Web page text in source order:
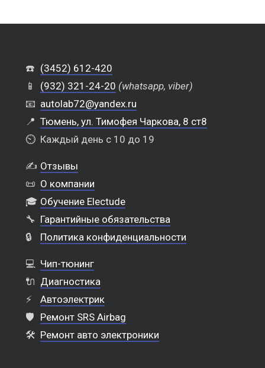
☎️ (3452) 612-420
📱
(932) 321-24-20 (whatsapp, viber)
📧 autolab72@yandex.ru
📍 Тюмень, ул. Тимофея Чаркова, 8 ст8
⏲️ Каждый день с 10 до 19
✍️ Отзывы
📜 О компании
🎓 Обучение Electude
🔧 Гарантийные обязательства
🔒
Политика конфиденциальности
💻 Чип-тюнинг
🔌 Диагностика
⚡
Автоэлектрик
🛡️ Ремонт SRS Airbag
🛠️ Ремонт авто электроники